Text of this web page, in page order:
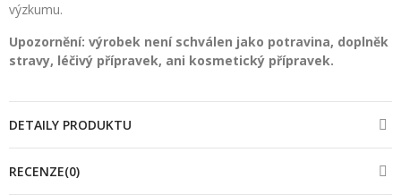
výzkumu.
Upozornění: výrobek není schválen jako potravina, doplněk
stravy, léčivý přípravek, ani kosmetický přípravek.
DETAILY PRODUKTU
RECENZE(0)